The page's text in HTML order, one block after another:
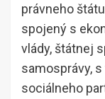
právneho
spojený s
vlády, štátnej
samosprávy,
sociálneho